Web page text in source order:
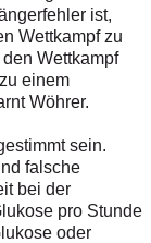
ist,
Wettkampf zu
den Wettkampf
einem
Wöhrer.
sein.
falsche
bei der
pro Stunde
oder